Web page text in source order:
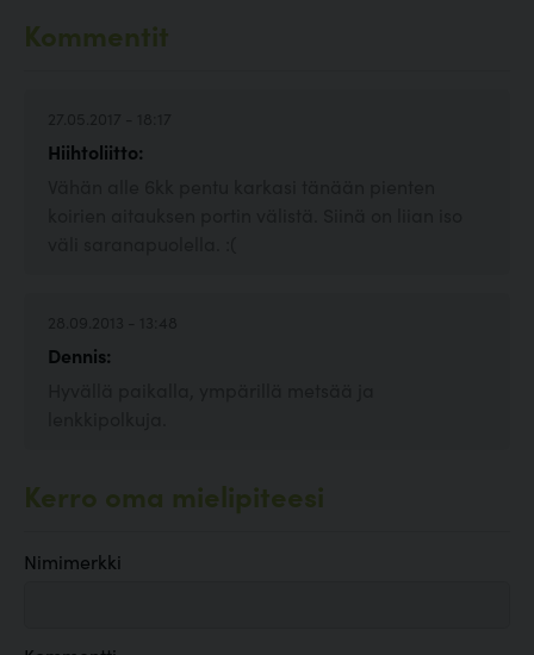
Kommentit
Hiihtoliitto:
Dennis:
Kerro oma mielipiteesi
Nimimerkki